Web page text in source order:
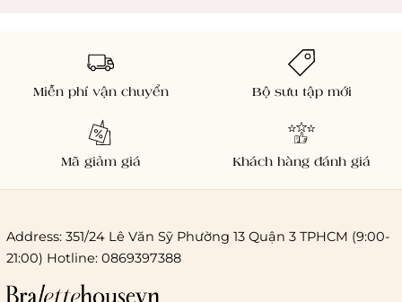
Chi phí giao hàng
Miễn phí vận chuyển Bộ sưu tập mới
Mã giảm giá Khách hàng đánh giá
Address: 351/24 Lê Văn Sỹ Phường 13 Quận 3 TPHCM (9:00-
21:00) Hotline: 0869397388